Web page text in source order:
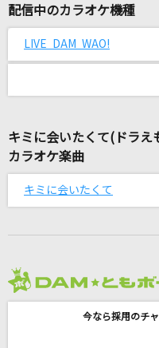
I WiSH
雨とカプチーノ
ヨルシカ
[生音]島人ぬ宝
BEGIN
[生音]幸せ
配信中のカラオケ機種
LIVE DAM WAO!
キミに会いたくて(ドラえ
カラオケ楽曲
キミに会いたくて
今なら採用のチ